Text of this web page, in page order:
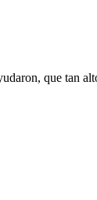
que tan